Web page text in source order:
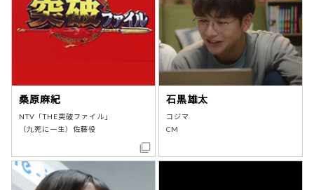
桑原麻紀
NTV「THE突破ファイル」
（九死に一生）佐藤役
石黒雄太
コジマ
CM